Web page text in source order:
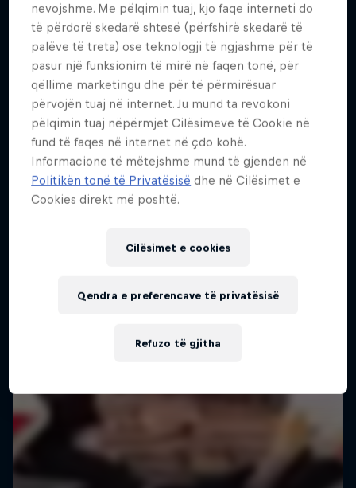
Making of Roof Rush
Urban freerunning with Hazal Nehir and Lilou
Ruel
FREERUNNING
nevojshme. Me pëlqimin tuaj, kjo faqe interneti do
të përdorë skedarë shtesë (përfshirë skedarë të
palëve të treta) ose teknologji të ngjashme për të
pasur një funksionim të mirë në faqen tonë, për
qëllime marketingu dhe për të përmirësuar
përvojën tuaj në internet. Ju mund ta revokoni
pëlqimin tuaj nëpërmjet Cilësimeve të Cookie në
fund të faqes në internet në çdo kohë.
Informacione të mëtejshme mund të gjenden në
Politikën tonë të Privatësisë dhe në Cilësimet e
Cookies direkt më poshtë.
Cilësimet e cookies
Refuzo të gjitha
Qendra e preferencave të privatësisë